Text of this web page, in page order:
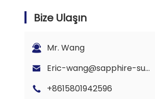
Bize Ulaşın
Mr. Wang
Eric-wang@sapphire-substrate.com
+8615801942596